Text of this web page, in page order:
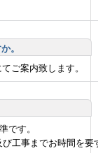
。
ご案内致します。
です。
工事までお時間を要